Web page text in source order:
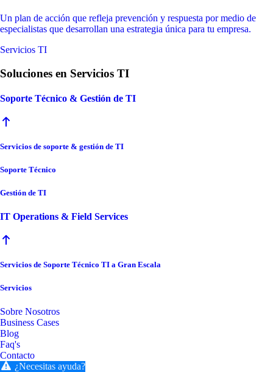
Un plan de acción que refleja prevención y respuesta por medio de
especialistas que desarrollan una estrategia única para tu empresa.
Servicios TI
Soluciones en Servicios TI
Soporte Técnico & Gestión de TI
Servicios de soporte & gestión de TI
Soporte Técnico
Gestión de TI
IT Operations & Field Services
Servicios de Soporte Técnico TI a Gran Escala
Servicios
Sobre Nosotros
Business Cases
Blog
Faq's
Contacto
¿Necesitas ayuda?